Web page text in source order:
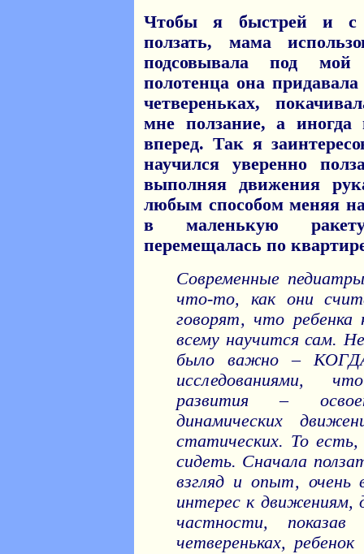
Чтобы я быстрей и с
ползать, мама
подсовывала под
полотенца она
четвереньках,
мне ползание, а иногда
вперед. Так я
научился уверенно
выполняя движения
любым способом меняя
в маленькую
перемещалась по
Современные
что-то, как они
говорят, что
всему научится сам.
было важно –
исследованиями,
развития –
динамических
статических. То
сидеть. Сначала
взгляд и опыт, очень
интерес к движениям,
частности,
четвереньках,